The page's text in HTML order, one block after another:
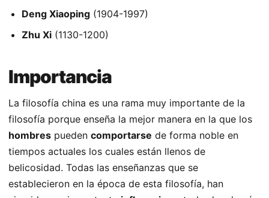
Deng Xiaoping (1904-1997)
Zhu Xi (1130-1200)
Importancia
La filosofía china es una rama muy importante de la
filosofía porque enseña la mejor manera en la que los
hombres pueden comportarse de forma noble en
tiempos actuales los cuales están llenos de
belicosidad. Todas las enseñanzas que se
establecieron en la época de esta filosofía, han